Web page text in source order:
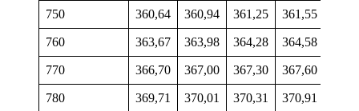
750 360,64 360,94 361,25 361,55
760 363,67 363,98 364,28 364,58
770 366,70 367,00 367,30 367,60
780 369,71 370,01 370,31 370,91